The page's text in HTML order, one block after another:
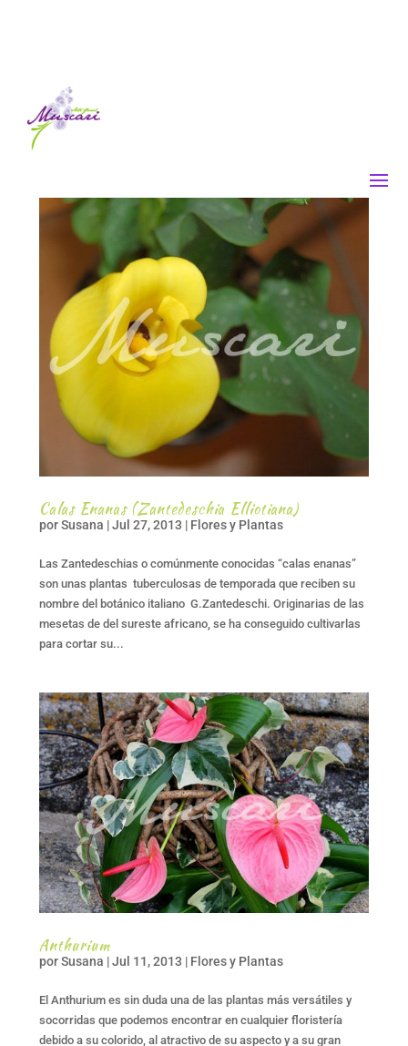
Calas Enanas (Zantedeschia Elliotiana)
porSusana |Jul 27, 2013 | Flores y Plantas
Las Zantedeschias o comúnmente conocidas “calas enanas”
son unas plantas tuberculosas de temporada que reciben su
nombre del botánico italiano G.Zantedeschi. Originarias de las
mesetas de del sureste africano, se ha conseguido cultivarlas
para cortar su...
Anthurium
porSusana |Jul 11, 2013 | Flores y Plantas
El Anthurium es sin duda una de las plantas más versátiles y
socorridas que podemos encontrar en cualquier floristería
debido a su colorido, al atractivo de su aspecto y a su gran